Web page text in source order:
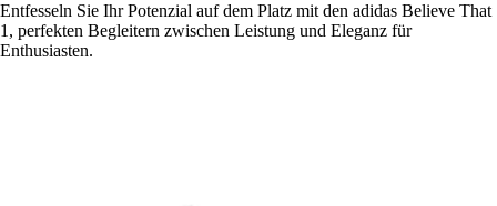
Entfesseln Sie Ihr Potenzial auf dem Platz mit den adidas Believe That
1, perfekten Begleitern zwischen Leistung und Eleganz für
Enthusiasten.